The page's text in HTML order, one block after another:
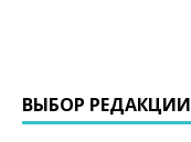
ВЫБОР РЕДАКЦИИ